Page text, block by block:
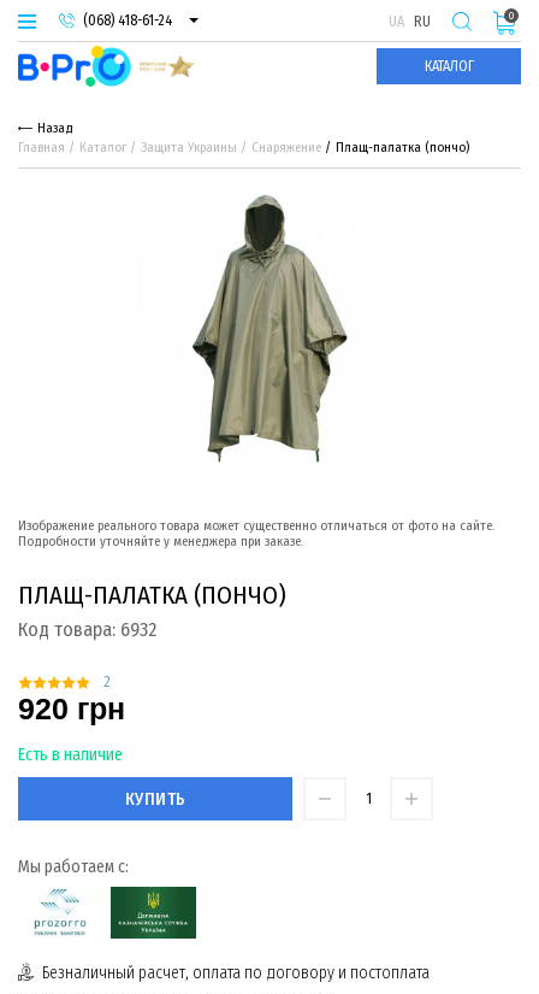
(068) 418-61-24
(093) 974-66-94
(095) 987-29-55
UA RU
КАТАЛОГ
0
Назад
Главная
Каталог Защита Украины Снаряжение Плащ-палатка (пончо)
Изображение реального товара может существенно отличаться от фото на сайте.
Подробности уточняйте у менеджера при заказе.
ПЛАЩ-ПАЛАТКА (ПОНЧО)
Код товара: 6932
2
920 грн
Есть в наличие
КУПИТЬ
Мы работаем с:
Безналичный расчет, оплата по договору и постоплата